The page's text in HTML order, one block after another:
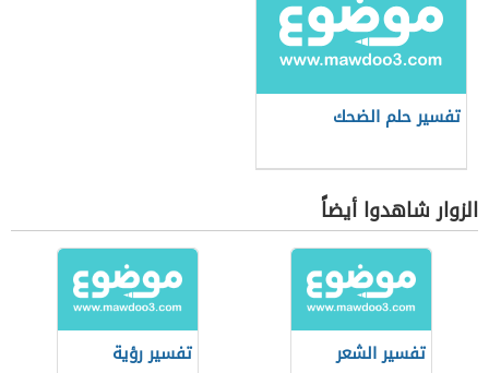
تفسير حلم الضحك
الزوار شاهدوا أيضاً
تفسير الشعر
تفسير رؤية